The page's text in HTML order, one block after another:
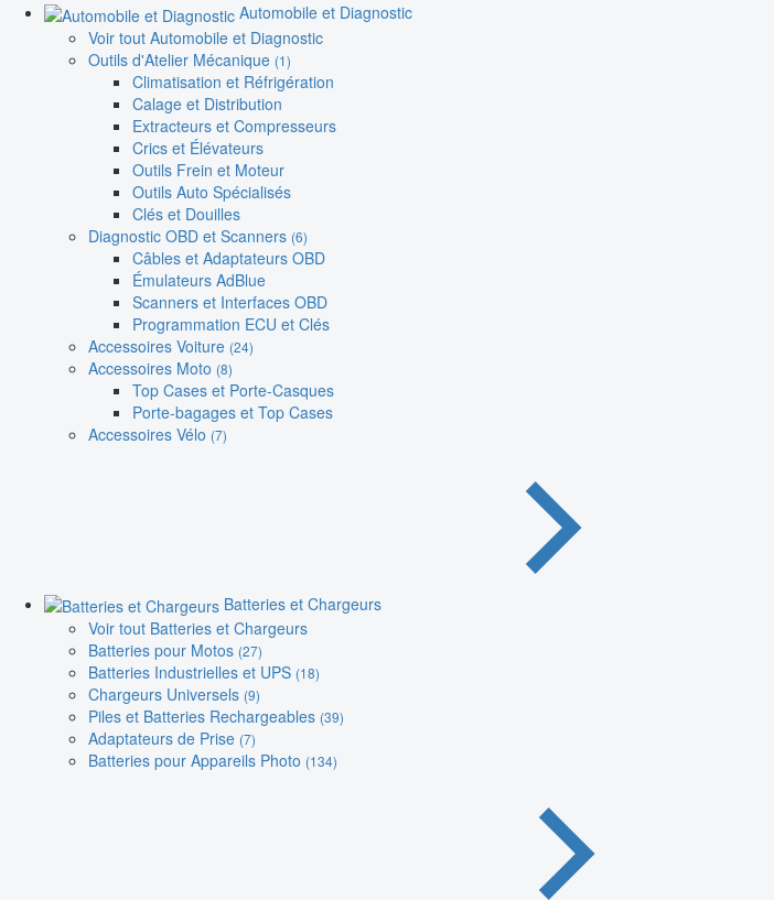
Automobile et Diagnostic
Voir tout Automobile et Diagnostic
Outils d'Atelier Mécanique (1)
Climatisation et Réfrigération
Calage et Distribution
Extracteurs et Compresseurs
Crics et Élévateurs
Outils Frein et Moteur
Outils Auto Spécialisés
Clés et Douilles
Diagnostic OBD et Scanners (6)
Câbles et Adaptateurs OBD
Émulateurs AdBlue
Scanners et Interfaces OBD
Programmation ECU et Clés
Accessoires Voiture (24)
Accessoires Moto (8)
Top Cases et Porte-Casques
Porte-bagages et Top Cases
Accessoires Vélo (7)
Batteries et Chargeurs
Voir tout Batteries et Chargeurs
Batteries pour Motos (27)
Batteries Industrielles et UPS (18)
Chargeurs Universels (9)
Piles et Batteries Rechargeables (39)
Adaptateurs de Prise (7)
Batteries pour Appareils Photo (134)